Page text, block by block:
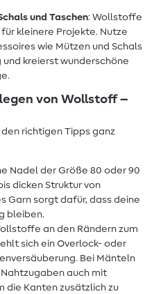
und Taschen: Wollstoffe
kleinere Projekte. Nutze
wie Mützen und Schals
kreierst wunderschöne
von Wollstoff –
richtigen Tipps ganz
Nadel der Größe 80 oder 90
dicken Struktur von
Garn sorgt dafür, dass deine
bleiben.
an den Rändern zum
sich ein Overlock- oder
Bei Mänteln
auch mit
die Kanten zusätzlich zu